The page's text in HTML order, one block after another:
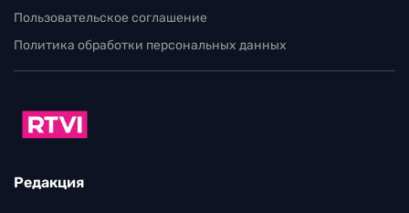
Пользовательское соглашение
Политика обработки персональных данных
Редакция